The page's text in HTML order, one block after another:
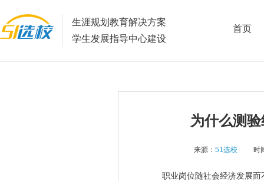
生涯规划教育解决方案
学生发展指导中心建设
首页
为什么测
来源： 51选校 时
职业岗位随社会经济发展